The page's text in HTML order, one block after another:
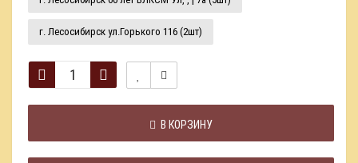
г. Лесосибирск ул.Горького 116 (2шт)
В КОРЗИНУ